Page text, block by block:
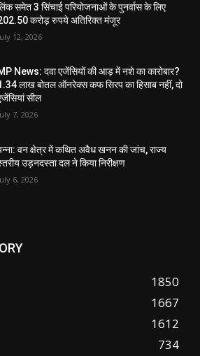
समेत 3 सिंचाई परियोजनाओं के पुनर्वास के लिए
करोड़ रुपये अतिरिक्त मंजूर
12, 2026
News: दवा एजेंसियों की आड़ में नशे का कारोबार?
लाख बोतल ऑनरेक्स कफ सिरप का हिसाब नहीं, दो
सील
7, 2026
वन क्षेत्र में कथित अवैध खनन की जांच, राज्य
उड़नदस्ता दल ने किया निरीक्षण
6, 2026
1850
1667
1612
734